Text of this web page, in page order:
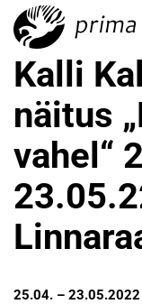
Kalli
näitus
vahel“
25.04. – 23.05.2022